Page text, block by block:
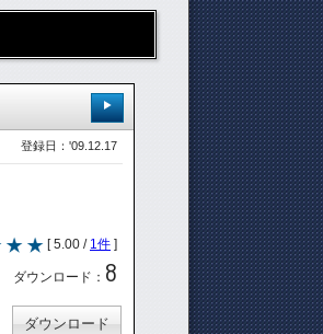
登録日：'09.12.17
[ 5.00 / 1件 ]
ダウンロード： 8
ダウンロード